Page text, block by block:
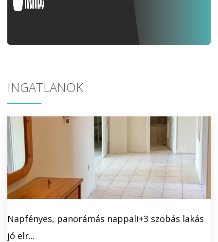
INGATLANOK
Napfényes, panorámás nappali+3 szobás lakás
jó elr...